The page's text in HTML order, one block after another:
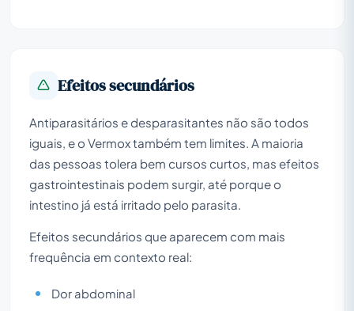
Efeitos secundários
Antiparasitários e desparasitantes não são todos
iguais, e o Vermox também tem limites. A maioria
das pessoas tolera bem cursos curtos, mas efeitos
gastrointestinais podem surgir, até porque o
intestino já está irritado pelo parasita.
Efeitos secundários que aparecem com mais
frequência em contexto real:
Dor abdominal